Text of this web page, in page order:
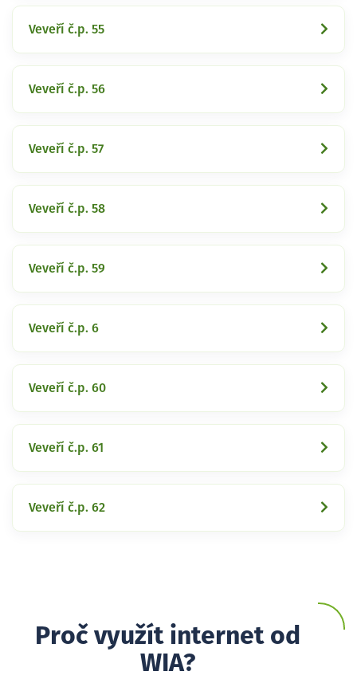
Veveří č.p. 55
Veveří č.p. 56
Veveří č.p. 57
Veveří č.p. 58
Veveří č.p. 59
Veveří č.p. 6
Veveří č.p. 60
Veveří č.p. 61
Veveří č.p. 62
Proč využít internet od
WIA?